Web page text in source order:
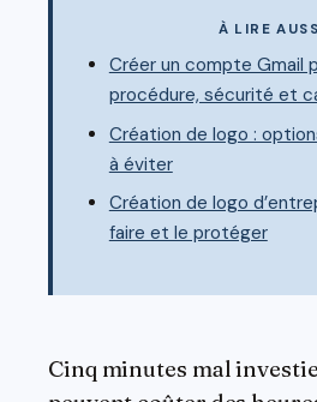
À LIRE
Créer un compte Gmail
procédure, sécurité et
Création de logo :
à éviter
Création de logo
faire et le protéger
Cinq minutes mal